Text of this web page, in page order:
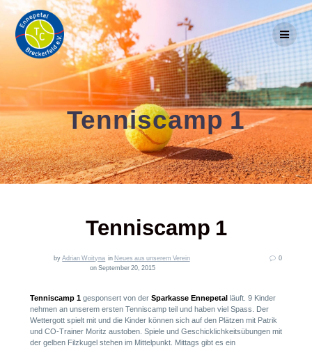
content
Tenniscamp 1
Tenniscamp 1
byAdrian Woityna inNeues aus unserem Verein
on September 20, 2015
0
Tenniscamp 1 gesponsert von der Sparkasse Ennepetal läuft. 9 Kinder
nehmen an unserem ersten Tenniscamp teil und haben viel Spass. Der
Wettergott spielt mit und die Kinder können sich auf den Plätzen mit Patrik
und CO-Trainer Moritz austoben. Spiele und Geschicklichkeitsübungen mit
der gelben Filzkugel stehen im Mittelpunkt. Mittags gibt es ein